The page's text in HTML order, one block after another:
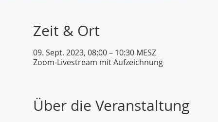
Zeit & Ort
09. Sept. 2023, 08:00 – 10:30 MESZ
Zoom-Livestream mit Aufzeichnung
Über die Veranstaltung